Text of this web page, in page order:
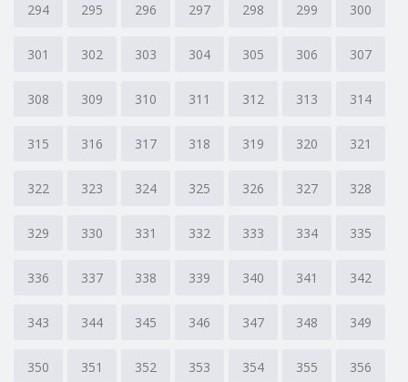
294 295 296 297 298 299 300
301 302 303 304 305 306 307
308 309 310 311 312 313 314
315 316 317 318 319 320 321
322 323 324 325 326 327 328
329 330 331 332 333 334 335
336 337 338 339 340 341 342
343 344 345 346 347 348 349
350 351 352 353 354 355 356